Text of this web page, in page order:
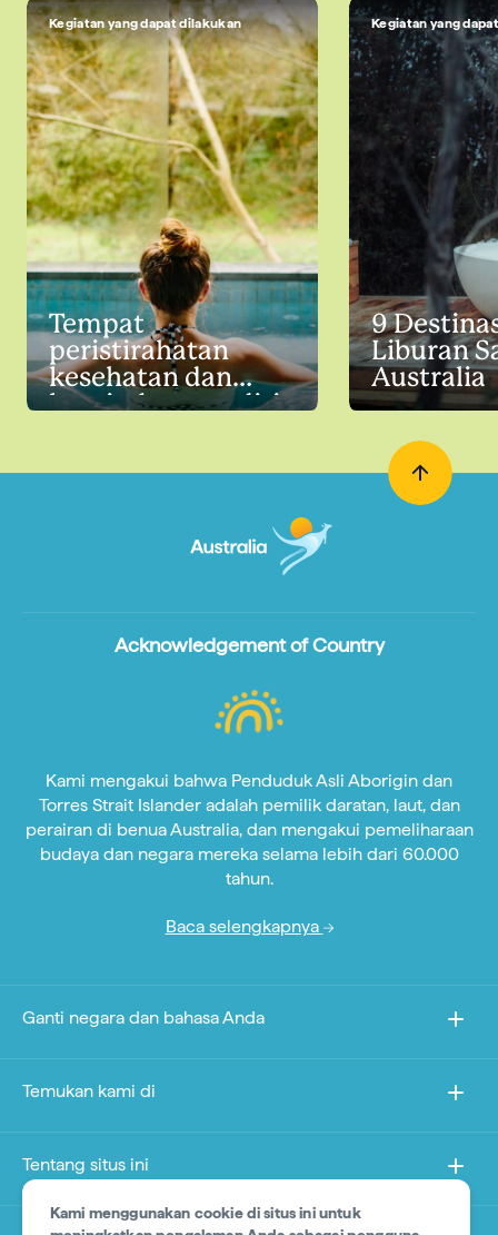
Kegiatan yang dapat dilakukan
Tempat
peristirahatan
kesehatan dan
keseimbangan diri
Kegiatan yang
9
Liburan
Australia
Kami menggunakan cookie di situs ini untuk
Acknowledgement of Country
Kami mengakui bahwa Penduduk Asli Aborigin dan
Torres Strait Islander adalah pemilik daratan, laut, dan
perairan di benua Australia, dan mengakui pemeliharaan
budaya dan negara mereka selama lebih dari 60.000
tahun.
Baca selengkapnya
Ganti negara dan bahasa Anda
Temukan kami di
Tentang situs ini